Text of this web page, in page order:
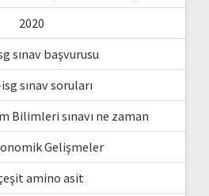
2020
sınav başvurusu
sınav soruları
Bilimleri sınavı ne zaman
Gelişmeler
amino asit